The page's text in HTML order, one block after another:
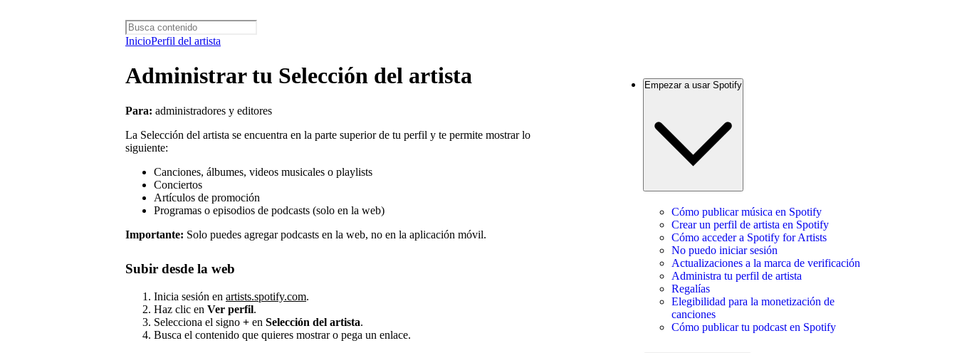
InicioPerfil del artista
Administrar tu Selección del artista
Para: administradores y editores
La Selección del artista se encuentra en la parte superior de tu perfil y te permite mostrar lo
siguiente:
Canciones, álbumes, videos musicales o playlists
Conciertos
Artículos de promoción
Programas o episodios de podcasts (solo en la web)
Importante: Solo puedes agregar podcasts en la web, no en la aplicación móvil.
Subir desde la web
Inicia sesión en artists.spotify.com.
Haz clic en Ver perfil.
Selecciona el signo + en Selección del artista.
Busca el contenido que quieres mostrar o pega un enlace.
Empezar a usar Spotify
Cómo publicar música en Spotify
Crear un perfil de artista en Spotify
Cómo acceder a Spotify for Artists
No puedo iniciar sesión
Actualizaciones a la marca de verificación
Administra tu perfil de artista
Regalías
Elegibilidad para la monetización de
canciones
Cómo publicar tu podcast en Spotify